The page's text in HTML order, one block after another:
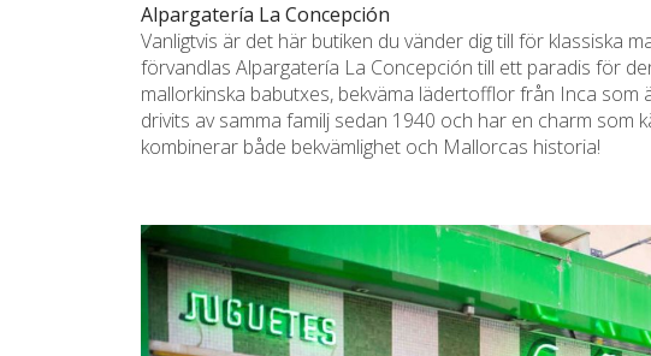
Alpargatería La Concepción
Vanligtvis är det här butiken du vänder dig till för klassiska
förvandlas Alpargatería La Concepción till ett paradis för
mallorkinska babutxes, bekväma lädertofflor från Inca som
drivits av samma familj sedan 1940 och har en charm som
kombinerar både bekvämlighet och Mallorcas historia!